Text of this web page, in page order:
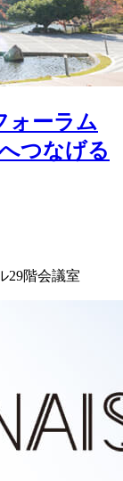
ォーラム
つなげる
29階会議室